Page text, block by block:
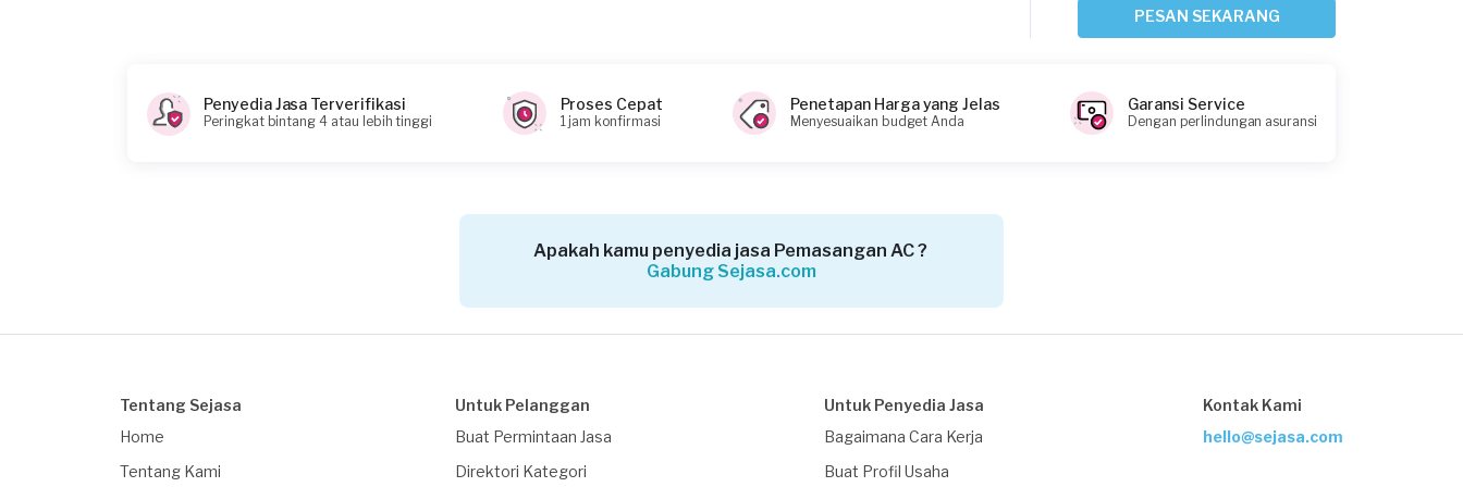
Depok, Jawa Barat
Bogor Kota, Jawa Barat
Karawang, Jawa Barat
PESAN SEKARANG
Penyedia Jasa Terverifikasi
Peringkat bintang 4 atau lebih tinggi
Proses Cepat
1 jam konfirmasi
Penetapan Harga yang Jelas
Menyesuaikan budget Anda
Garansi Service
Dengan perlindungan asuransi
Apakah kamu penyedia jasa Pemasangan AC ?
Gabung Sejasa.com
Tentang Sejasa
Home
Tentang Kami
Untuk Pelanggan
Buat Permintaan Jasa
Direktori Kategori
Untuk Penyedia Jasa
Bagaimana Cara Kerja
Buat Profil Usaha
Kontak Kami
hello@sejasa.com